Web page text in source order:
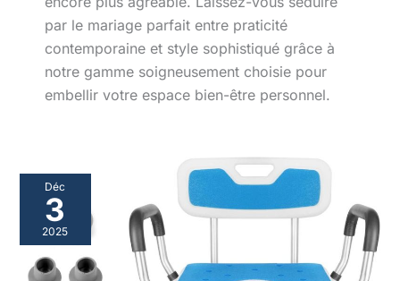
par le mariage parfait entre praticité
contemporaine et style sophistiqué grâce à
notre gamme soigneusement choisie pour
embellir votre espace bien-être personnel.
Déc
3
2025